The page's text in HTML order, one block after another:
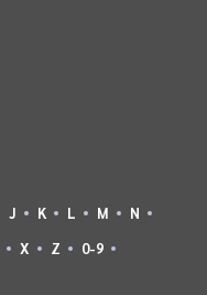
J K L M
N
X Z 0-9